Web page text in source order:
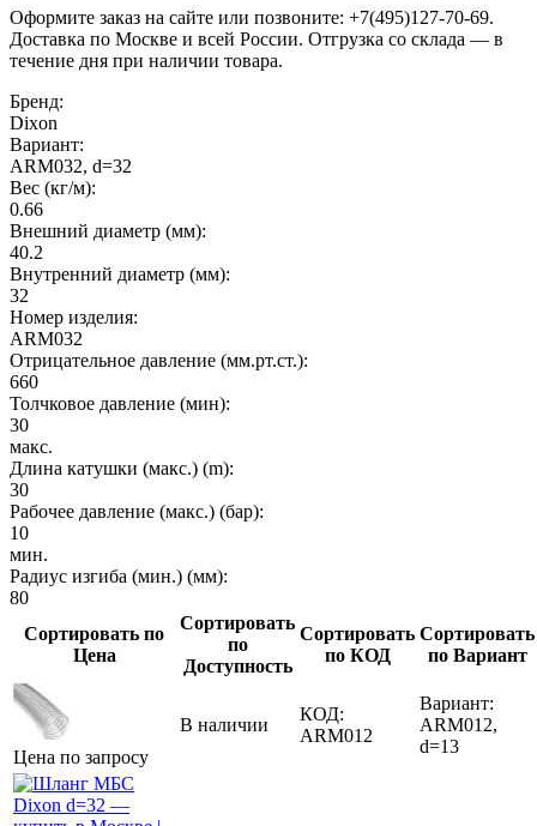
Оформите заказ на сайте или позвоните: +7(495)127-70-69.
Доставка по Москве и всей России. Отгрузка со склада — в
течение дня при наличии товара.
Бренд:
Dixon
Вариант:
ARM032, d=32
Вес (кг/м):
0.66
Внешний диаметр (мм):
40.2
Внутренний диаметр (мм):
32
Номер изделия:
ARM032
Отрицательное давление (мм.рт.ст.):
660
Толчковое давление (мин):
30
макс.
Длина катушки (макс.) (m):
30
Рабочее давление (макс.) (бар):
10
мин.
Радиус изгиба (мин.) (мм):
80
Сортировать по
Цена
Сортировать
по
Доступность
Сортировать
по КОД
Сортировать
по Вариант
Цена по запросу
В наличии
КОД:
ARM012
Вариант:
ARM012,
d=13